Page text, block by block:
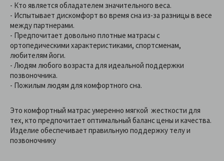
- Кто является обладателем значительного веса.
- Испытывает дискомфорт во время сна из-за разницы в весе
между партнерами.
- Предпочитает довольно плотные матрасы с
ортопедическими характеристиками, спортсменам,
любителям йоги.
- Людям любого возраста для идеальной поддержки
позвоночника.
- Пожилым людям для комфортного сна.
Это комфортный матрас умеренно мягкой жесткости для
тех, кто предпочитает оптимальный баланс цены и качества.
Изделие обеспечивает правильную поддержку телу и
позвоночнику